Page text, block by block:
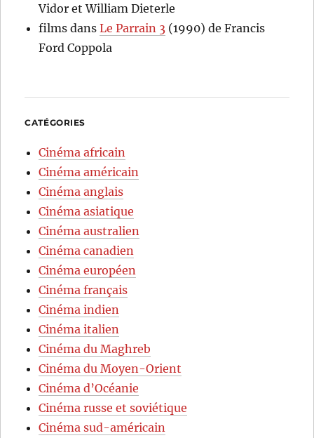
Vidor et William Dieterle
films dansLe Parrain 3 (1990) de Francis
Ford Coppola
CATÉGORIES
Cinéma africain
Cinéma américain
Cinéma anglais
Cinéma asiatique
Cinéma australien
Cinéma canadien
Cinéma européen
Cinéma français
Cinéma indien
Cinéma italien
Cinéma du Maghreb
Cinéma du Moyen-Orient
Cinéma d’Océanie
Cinéma russe et soviétique
Cinéma sud-américain